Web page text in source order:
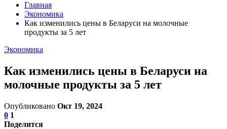
Главная
Экономика
Как изменились цены в Беларуси на молочные
продукты за 5 лет
Экономика
Как изменились цены в Беларуси на
молочные продукты за 5 лет
Опубликовано Окт 19, 2024
0 1
Поделится